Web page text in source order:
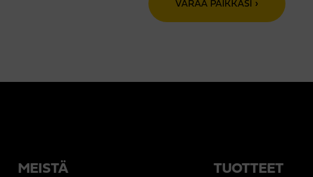
VARAA PAIKKASI
MEISTÄ TUOTTEET